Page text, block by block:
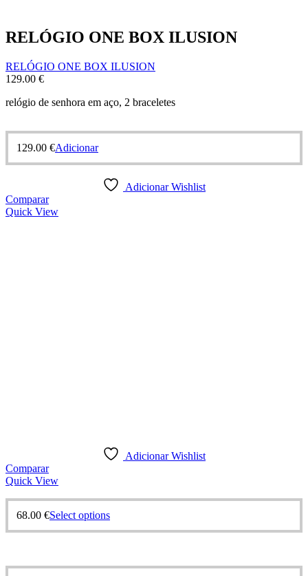
RELÓGIO ONE BOX ILUSION
RELÓGIO ONE BOX ILUSION
129.00 €
relógio de senhora em aço, 2 braceletes
129.00 €Adicionar
Adicionar Wishlist
Comparar
Quick View
Adicionar Wishlist
Comparar
Quick View
68.00 €Select options